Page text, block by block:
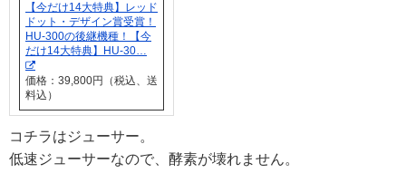
【今だけ14大特典】レッド
ドット・デザイン賞受賞！
HU-300の後継機種！【今
だけ14大特典】HU-30…
価格：39,800円（税込、送
料込）
コチラはジューサー。
低速ジューサーなので、酵素が壊れません。